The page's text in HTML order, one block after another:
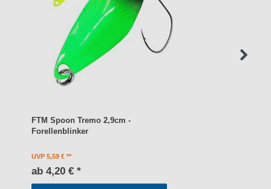
FTM Spoon Tremo 2,9cm -
Forellenblinker
UVP 5,59 €
ab 4,20 € *